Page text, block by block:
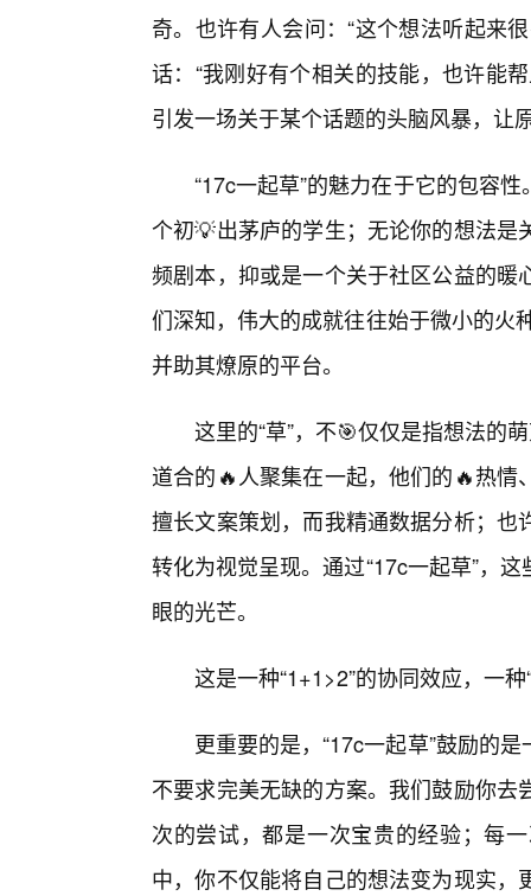
奇。也许有人会问：“这个想法听起来
话：“我刚好有个相关的技能，也许能
引发一场关于某个话题的头脑风暴，让
“17c一起草”的魅力在于它的包容
个初💡出茅庐的学生；无论你的想法
频剧本，抑或是一个关于社区公益的
们深知，伟大的成就往往始于微小的火
并助其燎原的平台。
这里的“草”，不🎯仅仅是指想法的
道合的🔥人聚集在一起，他们的🔥热
擅长文案策划，而我精通数据分析；
转化为视觉呈现。通过“17c一起草”，
眼的光芒。
这是一种“1+1>2”的协同效应，一
更重要的是，“17c一起草”鼓励的
不要求完美无缺的方案。我们鼓励你
次的尝试，都是一次宝贵的经验；每
中，你不仅能将自己的想法变为现实